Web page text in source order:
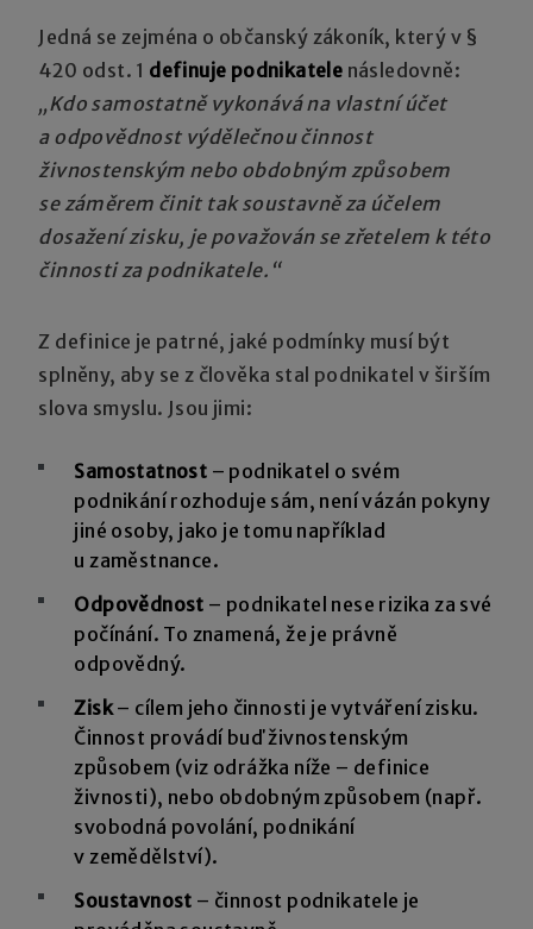
Jedná se zejména o občanský zákoník, který v §
420 odst. 1 definuje podnikatele následovně:
„Kdo samostatně vykonává na vlastní účet
a odpovědnost výdělečnou činnost
živnostenským nebo obdobným způsobem
se záměrem činit tak soustavně za účelem
dosažení zisku, je považován se zřetelem k této
činnosti za podnikatele.“
Z definice je patrné, jaké podmínky musí být
splněny, aby se z člověka stal podnikatel v širším
slova smyslu. Jsou jimi:
Samostatnost – podnikatel o svém
podnikání rozhoduje sám, není vázán pokyny
jiné osoby, jako je tomu například
u zaměstnance.
Odpovědnost – podnikatel nese rizika za své
počínání. To znamená, že je právně
odpovědný.
Zisk– cílem jeho činnosti je vytváření zisku.
Činnost provádí buď živnostenským
způsobem (viz odrážka níže – definice
živnosti), nebo obdobným způsobem (např.
svobodná povolání, podnikání
v zemědělství).
Soustavnost – činnost podnikatele je